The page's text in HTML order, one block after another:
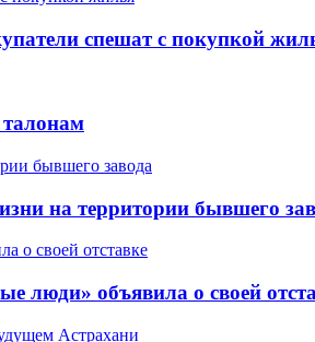
спешат с покупкой
талонам
на территории бывшего
люди» объявила о своей